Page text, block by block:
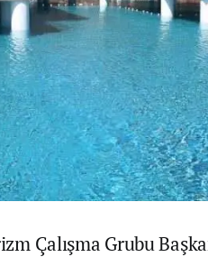
Çalışma Grubu